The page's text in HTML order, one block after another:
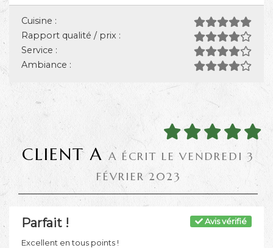
Cuisine :
Rapport qualité / prix :
Service :
Ambiance :
CLIENT A A ÉCRIT LE VENDREDI 3
FÉVRIER 2023
Avis vérifié
Parfait !
Excellent en tous points !